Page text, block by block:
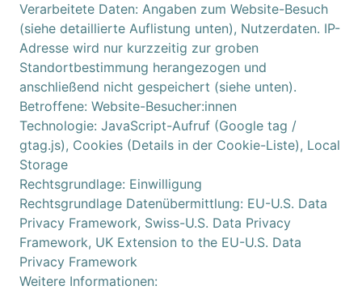
Verarbeitete Daten: Angaben zum Website-Besuch
(siehe detaillierte Auflistung unten), Nutzerdaten. IP-
Adresse wird nur kurzzeitig zur groben
Standortbestimmung herangezogen und
anschließend nicht gespeichert (siehe unten).
Betroffene: Website-Besucher:innen
Technologie: JavaScript-Aufruf (Google tag /
gtag.js), Cookies (Details in der Cookie-Liste), Local
Storage
Rechtsgrundlage: Einwilligung
Rechtsgrundlage Datenübermittlung: EU-U.S. Data
Privacy Framework, Swiss-U.S. Data Privacy
Framework, UK Extension to the EU-U.S. Data
Privacy Framework
Weitere Informationen: